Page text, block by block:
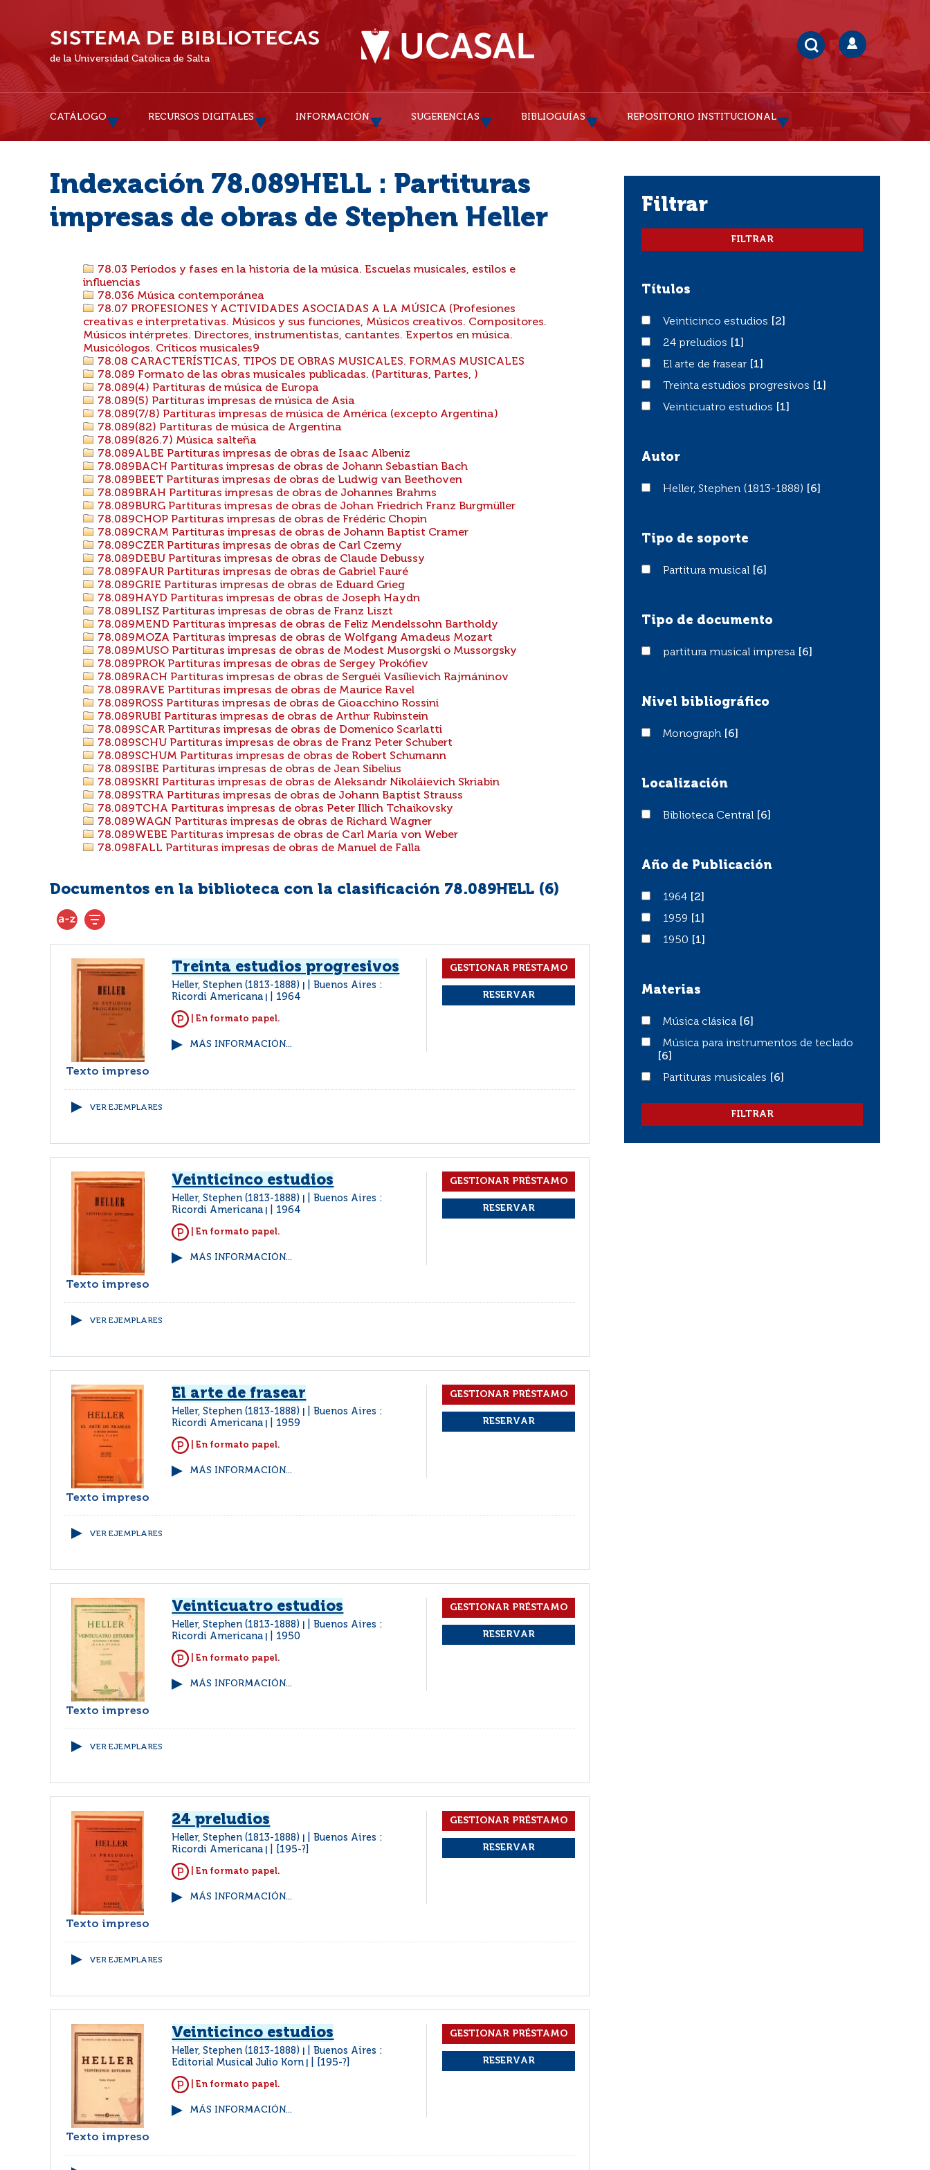
de la Universidad Católica de Salta
CATÁLOGO RECURSOS DIGITALES INFORMACIÓN SUGERENCIAS BIBLIOGUÍAS REPOSITORIO INSTITUCIONAL
Indexación 78.089HELL : Partituras
impresas de obras de Stephen Heller
78.03 Períodos y fases en la historia de la música. Escuelas musicales, estilos e
influencias
78.036 Música contemporánea
78.07 PROFESIONES Y ACTIVIDADES ASOCIADAS A LA MÚSICA (Profesiones
creativas e interpretativas. Músicos y sus funciones, Músicos creativos. Compositores.
Músicos intérpretes. Directores, instrumentistas, cantantes. Expertos en música.
Musicólogos. Críticos musicales9
78.08 CARACTERÍSTICAS, TIPOS DE OBRAS MUSICALES. FORMAS MUSICALES
78.089 Formato de las obras musicales publicadas. (Partituras, Partes, )
78.089(4) Partituras de música de Europa
78.089(5) Partituras impresas de música de Asia
78.089(7/8) Partituras impresas de música de América (excepto Argentina)
78.089(82) Partituras de música de Argentina
78.089(826.7) Música salteña
78.089ALBE Partituras impresas de obras de Isaac Albeniz
78.089BACH Partituras impresas de obras de Johann Sebastian Bach
78.089BEET Partituras impresas de obras de Ludwig van Beethoven
78.089BRAH Partituras impresas de obras de Johannes Brahms
78.089BURG Partituras impresas de obras de Johan Friedrich Franz Burgmüller
78.089CHOP Partituras impresas de obras de Frédéric Chopin
78.089CRAM Partituras impresas de obras de Johann Baptist Cramer
78.089CZER Partituras impresas de obras de Carl Czerny
78.089DEBU Partituras impresas de obras de Claude Debussy
78.089FAUR Partituras impresas de obras de Gabriel Fauré
78.089GRIE Partituras impresas de obras de Eduard Grieg
78.089HAYD Partituras impresas de obras de Joseph Haydn
78.089LISZ Partituras impresas de obras de Franz Liszt
78.089MEND Partituras impresas de obras de Feliz Mendelssohn Bartholdy
78.089MOZA Partituras impresas de obras de Wolfgang Amadeus Mozart
78.089MUSO Partituras impresas de obras de Modest Musorgski o Mussorgsky
78.089PROK Partituras impresas de obras de Sergey Prokófiev
78.089RACH Partituras impresas de obras de Serguéi Vasílievich Rajmáninov
78.089RAVE Partituras impresas de obras de Maurice Ravel
78.089ROSS Partituras impresas de obras de Gioacchino Rossini
78.089RUBI Partituras impresas de obras de Arthur Rubinstein
78.089SCAR Partituras impresas de obras de Domenico Scarlatti
78.089SCHU Partituras impresas de obras de Franz Peter Schubert
78.089SCHUM Partituras impresas de obras de Robert Schumann
78.089SIBE Partituras impresas de obras de Jean Sibelius
78.089SKRI Partituras impresas de obras de Aleksandr Nikoláievich Skriabin
78.089STRA Partituras impresas de obras de Johann Baptist Strauss
78.089TCHA Partituras impresas de obras Peter Illich Tchaikovsky
78.089WAGN Partituras impresas de obras de Richard Wagner
78.089WEBE Partituras impresas de obras de Carl María von Weber
78.098FALL Partituras impresas de obras de Manuel de Falla
Documentos en la biblioteca con la clasificación 78.089HELL (6)
Texto impreso
Treinta estudios progresivos
Heller, Stephen (1813-1888)
Buenos Aires :
Ricordi Americana
1964
| En formato papel.
MÁS INFORMACIÓN...
VER EJEMPLARES
Texto impreso
Veinticinco estudios
Heller, Stephen (1813-1888)
Buenos Aires :
Ricordi Americana
1964
| En formato papel.
MÁS INFORMACIÓN...
VER EJEMPLARES
Texto impreso
El arte de frasear
Heller, Stephen (1813-1888)
Buenos Aires :
Ricordi Americana
1959
| En formato papel.
MÁS INFORMACIÓN...
VER EJEMPLARES
Texto impreso
Veinticuatro estudios
Heller, Stephen (1813-1888)
Buenos Aires :
Ricordi Americana
1950
| En formato papel.
MÁS INFORMACIÓN...
VER EJEMPLARES
Texto impreso
24 preludios
Heller, Stephen (1813-1888)
Buenos Aires :
Ricordi Americana
[195-?]
| En formato papel.
MÁS INFORMACIÓN...
VER EJEMPLARES
Texto impreso
Veinticinco estudios
Heller, Stephen (1813-1888)
Buenos Aires :
Editorial Musical Julio Korn
[195-?]
| En formato papel.
MÁS INFORMACIÓN...
filtrar
Títulos
Veinticinco estudios
Veinticinco estudios
[2]
24 preludios
24 preludios
[1]
El arte de frasear
El arte de frasear
[1]
Treinta estudios progresivos
Treinta estudios progresivos
[1]
Veinticuatro estudios
Veinticuatro estudios [1]
Autor
Heller, Stephen (1813-1888)
Heller, Stephen (1813-1888) [6]
Tipo de soporte
Partitura musical
Partitura musical [6]
Tipo de documento
partitura musical impresa
partitura musical impresa [6]
Nivel bibliográfico
Monograph
Monograph [6]
Localización
Biblioteca Central
Biblioteca Central [6]
Año de Publicación
19641964
[2]
19591959
[1]
19501950 [1]
Materias
Música clásica
Música clásica
[6]
Música para instrumentos de teclado
Música para instrumentos de teclado
[6]
Partituras musicales
Partituras musicales [6]